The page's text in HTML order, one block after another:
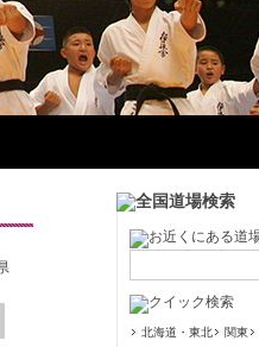
北海道・東北 関東